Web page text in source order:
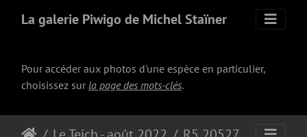
La galerie Piwigo de Michel Staïner
Pour accéder aux photos d'une espèce en particulier,
choisissez surla page des mots-clés.